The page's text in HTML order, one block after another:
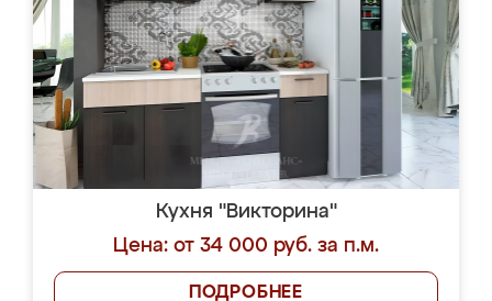
Кухня "Викторина"
Цена: от 34 000 руб. за п.м.
ПОДРОБНЕЕ